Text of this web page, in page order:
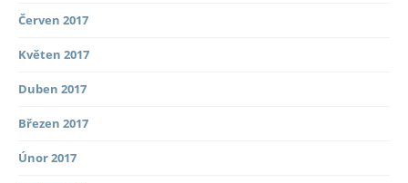
Červen 2017
Květen 2017
Duben 2017
Březen 2017
Únor 2017